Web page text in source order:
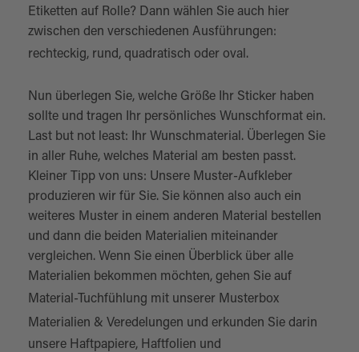
Etiketten auf Rolle? Dann wählen Sie auch hier
zwischen den verschiedenen Ausführungen:
rechteckig, rund, quadratisch oder oval .
Nun überlegen Sie, welche Größe Ihr Sticker haben
sollte und tragen Ihr persönliches Wunschformat ein.
Last but not least: Ihr Wunschmaterial. Überlegen Sie
in aller Ruhe, welches Material am besten passt.
Kleiner Tipp von uns: Unsere Muster-Aufkleber
produzieren wir für Sie. Sie können also auch ein
weiteres Muster in einem anderen Material bestellen
und dann die beiden Materialien miteinander
vergleichen. Wenn Sie einen Überblick über alle
Materialien bekommen möchten, gehen Sie auf
Material-Tuchfühlung mit unserer Musterbox
Materialien & Veredelungen und erkunden Sie darin
unsere Haftpapiere, Haftfolien und